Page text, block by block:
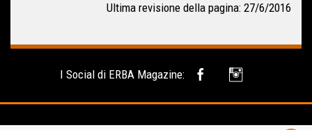
Ultima revisione della pagina: 27/6/2016
I Social di ERBA Magazine: